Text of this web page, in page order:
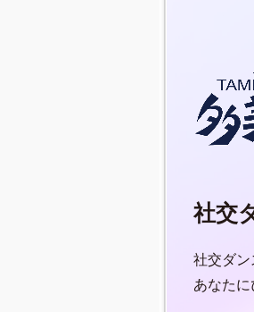
社交
社交ダン
あなたに